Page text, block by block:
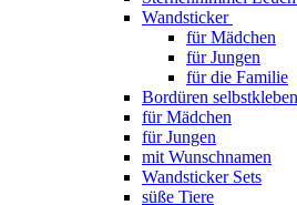
Wandsticker
für Mädchen
für Jungen
für die Familie
Bordüren
für Mädchen
für Jungen
mit Wunschnamen
Wandsticker Sets
süße Tiere